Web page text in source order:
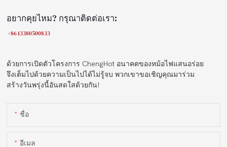
อยากคุยไหม? กรุณาติดต่อเรา:
+86 13380500833
ด้วยการเปิดตัวโครงการ ChengHot อนาคตของหม้อไฟแสนอร่อย
จึงเต็มไปด้วยความเป็นไปได้ไม่รู้จบ พวกเขาขอเชิญคุณมาร่วม
สร้างวันพรุ่งนี้อันสดใสด้วยกัน!
ชื่อ
อีเมล